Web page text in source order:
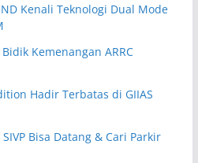
Kenali Teknologi Dual Mode
Kemenangan ARRC
Hadir Terbatas di GIIAS
SIVP Bisa Datang & Cari Parkir